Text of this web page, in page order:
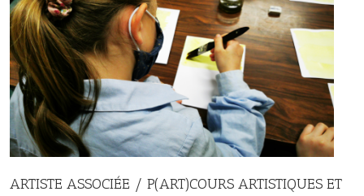
ARTISTE ASSOCIÉE / P(ART)COURS ARTISTIQUES ET